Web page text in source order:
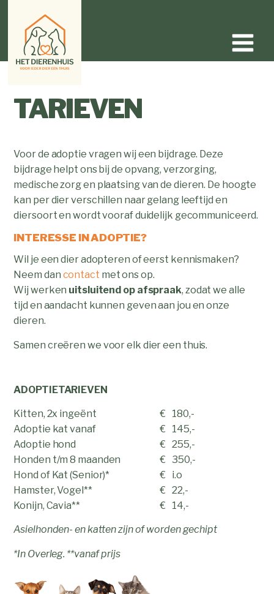
TARIEVEN
Voor de adoptie vragen wij een bijdrage. Deze
bijdrage helpt ons bij de opvang, verzorging,
medische zorg en plaatsing van de dieren. De hoogte
kan per dier verschillen naar gelang leeftijd en
diersoort en wordt vooraf duidelijk gecommuniceerd.
INTERESSE IN ADOPTIE?
Wil je een dier adopteren of eerst kennismaken?
Neem dan contact met ons op.
Wij werken uitsluitend op afspraak, zodat we alle
tijd en aandacht kunnen geven aan jou en onze
dieren.
Samen creëren we voor elk dier een thuis.
ADOPTIETARIEVEN
Kitten, 2x ingeënt
180,-
Adoptie kat vanaf
145,-
Adoptie hond
255,-
Honden t/m 8 maanden
350,-
Hond of Kat (Senior)*
i.o
Hamster, Vogel**
22,-
Konijn, Cavia**
14,-
Asielhonden- en katten zijn of worden gechipt
*In Overleg. **vanaf prijs